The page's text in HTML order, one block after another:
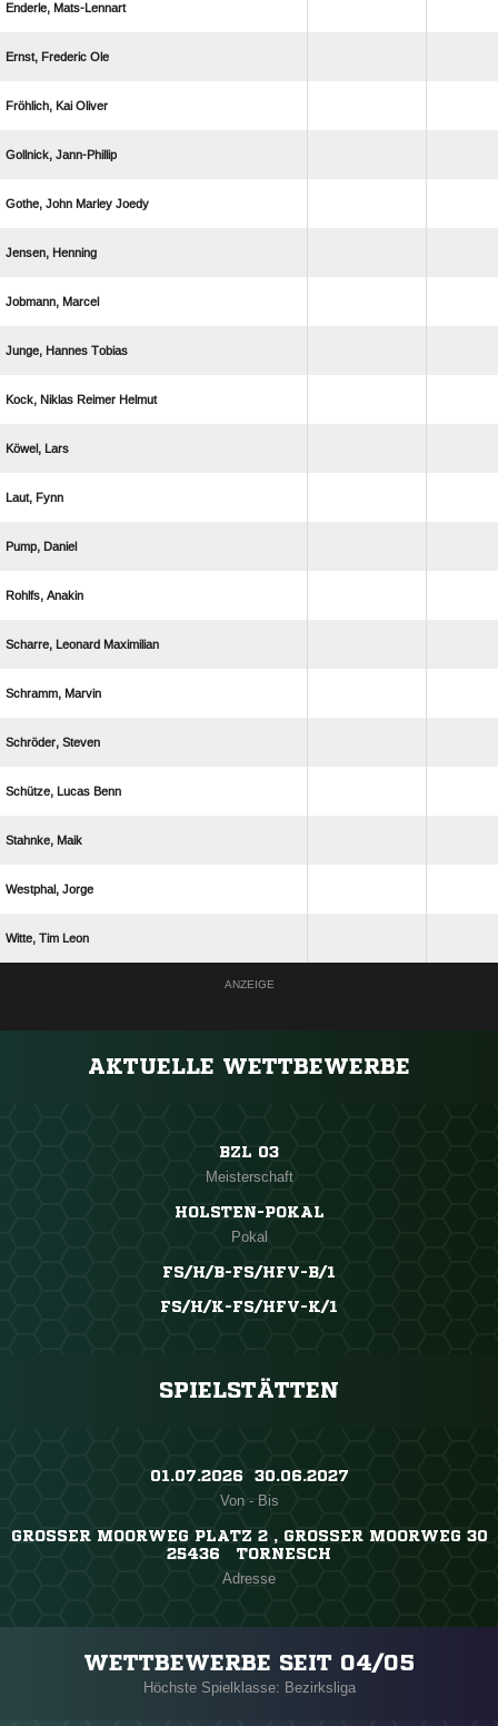
 
  
  
 
   
 
 
  
   
 
 
 
 
  
 
 
  
 
 
  
ANZEIGE
AKTUELLE WETTBEWERBE
BZL 03
Meisterschaft
HOLSTEN-POKAL
Pokal
FS/H/B-FS/HFV-B/1
FS/H/K-FS/HFV-K/1
SPIELSTÄTTEN
01.07.2026 ​ 30.06.2027
Von - Bis
GROSSER MOORWEG PLATZ 2 , GROSSER MOORWEG 30
25436 TORNESCH
Adresse
WETTBEWERBE SEIT 04/05
Höchste Spielklasse: Bezirksliga